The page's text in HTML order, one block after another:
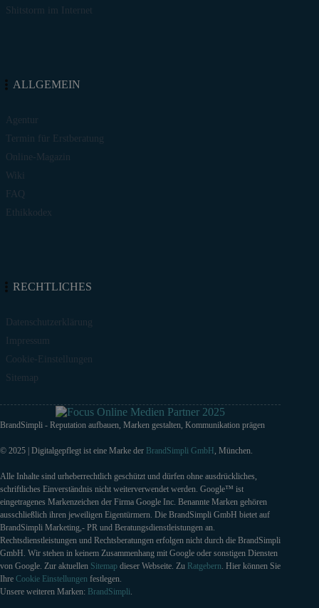
Shitstorm im Internet
ALLGEMEIN
Agentur
Termin für Erstberatung
Online-Magazin
Wiki
FAQ
Ethikkodex
RECHTLICHES
Datenschutzerklärung
Impressum
Cookie-Einstellungen
Sitemap
BrandSimpli - Reputation aufbauen, Marken gestalten, Kommunikation prägen
© 2025 | Digitalgepflegt ist eine Marke der BrandSimpli GmbH , München.
Alle Inhalte sind urheberrechtlich geschützt und dürfen ohne ausdrückliches,
schriftliches Einverständnis nicht weiterverwendet werden. Google™ ist
eingetragenes Markenzeichen der Firma Google Inc. Benannte Marken gehören
ausschließlich ihren jeweiligen Eigentürmern. Die BrandSimpli GmbH bietet auf
BrandSimpli Marketing,- PR und Beratungsdienstleistungen an.
Rechtsdienstleistungen und Rechtsberatungen erfolgen nicht durch die BrandSimpli
GmbH. Wir stehen in keinem Zusammenhang mit Google oder sonstigen Diensten
von Google. Zur aktuellen Sitemap dieser Webseite. Zu Ratgebern. Hier können Sie
Ihre Cookie Einstellungen festlegen.
Unsere weiteren Marken: BrandSimpli.